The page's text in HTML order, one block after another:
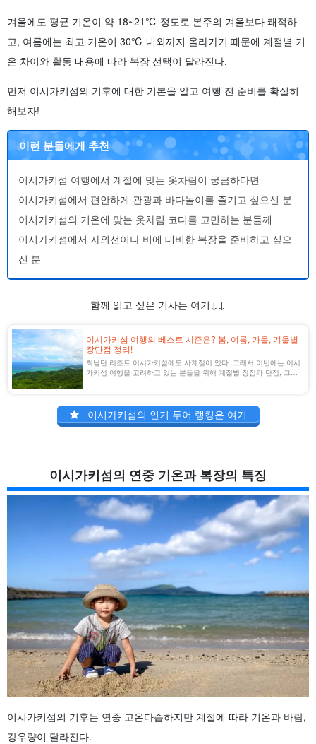
겨울에도 평균 기온이 약 18~21℃ 정도로 본주의 겨울보다 쾌적하
고, 여름에는 최고 기온이 30℃ 내외까지 올라가기 때문에 계절별 기
온 차이와 활동 내용에 따라 복장 선택이 달라진다.
먼저 이시가키섬의 기후에 대한 기본을 알고 여행 전 준비를 확실히
해보자!
이런 분들에게 추천
이시가키섬 여행에서 계절에 맞는 옷차림이 궁금하다면
이시가키섬에서 편안하게 관광과 바다놀이를 즐기고 싶으신 분
이시가키섬의 기온에 맞는 옷차림 코디를 고민하는 분들께
이시가키섬에서 자외선이나 비에 대비한 복장을 준비하고 싶으
신 분
함께 읽고 싶은 기사는 여기↓↓
이시가키섬 여행의 베스트 시즌은? 봄, 여름, 가을, 겨울별
장단점 정리!
최남단 리조트 이시가키섬에도 사계절이 있다. 그래서 이번에는 이시
가키섬 여행을 고려하고 있는 분들을 위해 계절별 장점과 단점, 그리
이시가키섬의 인기 투어 랭킹은 여기
이시가키섬의 연중 기온과 복장의 특징
이시가키섬의 기후는 연중 고온다습하지만 계절에 따라 기온과 바람,
강우량이 달라진다.